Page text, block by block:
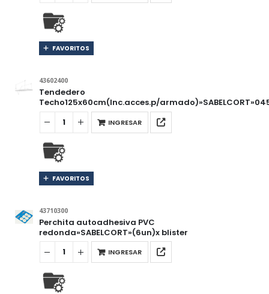
FAVORITOS
43602400
Tendedero
Techo125x60cm(Inc.acces.p/
INGRESAR
FAVORITOS
43710300
Perchita autoadhesiva PVC
redonda»SABELCORT»(6un)x blister
INGRESAR